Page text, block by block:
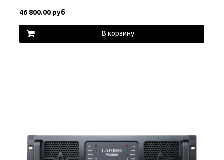
46 800.00 руб
В корзину